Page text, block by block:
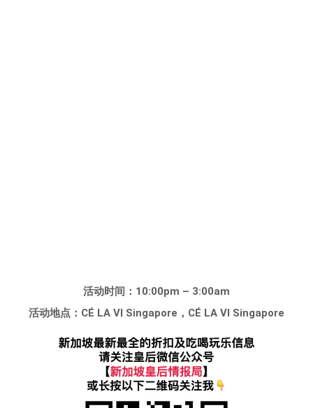
活动时间：10:00pm – 3:00am
活动地点：CÉ LA VI Singapore，CÉ LA VI Singapore